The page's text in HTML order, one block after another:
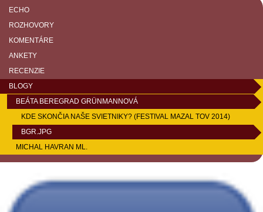
ECHO
ROZHOVORY
KOMENTÁRE
ANKETY
RECENZIE
BLOGY
BEÁTA BEREGRAD GRÜNMANNOVÁ
KDE SKONČIA NAŠE SVIETNIKY? (FESTIVAL MAZAL TOV 2014)
BGR.JPG
MICHAL HAVRAN ML.